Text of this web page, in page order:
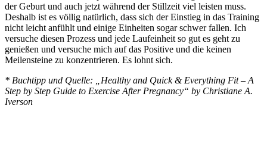
der Geburt und auch jetzt während der Stillzeit viel leisten muss.
Deshalb ist es völlig natürlich, dass sich der Einstieg in das Training
nicht leicht anfühlt und einige Einheiten sogar schwer fallen. Ich
versuche diesen Prozess und jede Laufeinheit so gut es geht zu
genießen und versuche mich auf das Positive und die keinen
Meilensteine zu konzentrieren. Es lohnt sich.
* Buchtipp und Quelle: „Healthy and Quick & Everything Fit – A
Step by Step Guide to Exercise After Pregnancy“ by Christiane A.
Iverson